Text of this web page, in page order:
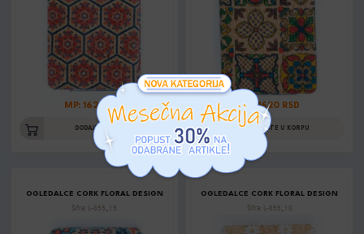
MP: 1620 RSD
DODAJTE U KORPU
MP: 1620 RSD
DODAJTE U KORPU
OGLEDALCE CORK FLORAL DESIGN
Šifra: L-855_15
OGLEDALCE CORK FLORAL DESIGN
Šifra: L-855_10